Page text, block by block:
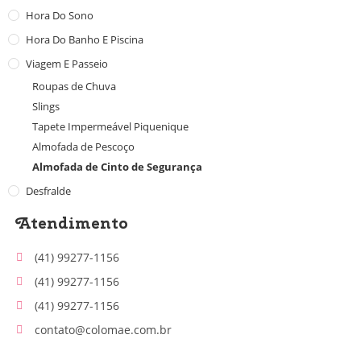
Hora Do Sono
Hora Do Banho E Piscina
Viagem E Passeio
Roupas de Chuva
Slings
Tapete Impermeável Piquenique
Almofada de Pescoço
Almofada de Cinto de Segurança
Desfralde
Atendimento
(41) 99277-1156
(41) 99277-1156
(41) 99277-1156
contato@colomae.com.br